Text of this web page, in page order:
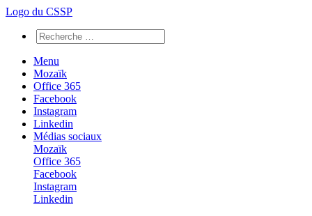
Logo du CSSP
Menu
Mozaïk
Office 365
Facebook
Instagram
Linkedin
Médias sociaux
Mozaïk
Office 365
Facebook
Instagram
Linkedin